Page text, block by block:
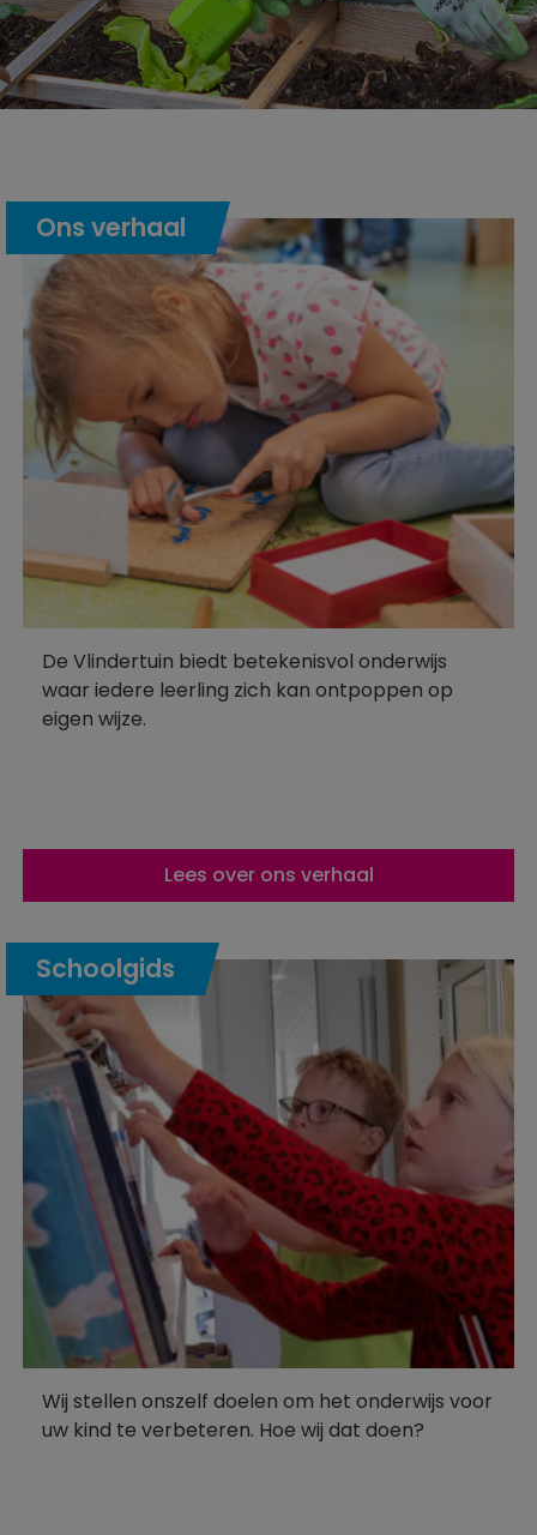
Ons verhaal
De Vlindertuin biedt betekenisvol onderwijs
waar iedere leerling zich kan ontpoppen op
eigen wijze.
Lees over ons verhaal
Schoolgids
Wij stellen onszelf doelen om het onderwijs voor
uw kind te verbeteren. Hoe wij dat doen?